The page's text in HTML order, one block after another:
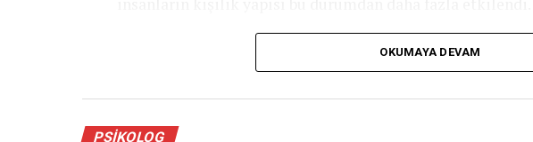
depresyona yol açabilir.
OKUMAYA DEVAM
PSIKOLOG